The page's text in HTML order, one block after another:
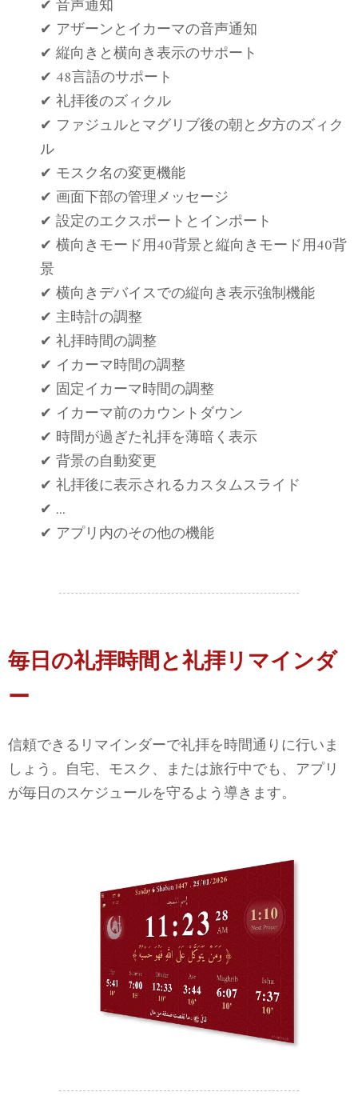
✔ 音声通知
✔ アザーンとイカーマの音声通知
✔ 縦向きと横向き表示のサポート
✔ 48言語のサポート
✔ 礼拝後のズィクル
✔ ファジュルとマグリブ後の朝と夕方のズィク
ル
✔ モスク名の変更機能
✔ 画面下部の管理メッセージ
✔ 設定のエクスポートとインポート
✔ 横向きモード用40背景と縦向きモード用40背
景
✔ 横向きデバイスでの縦向き表示強制機能
✔ 主時計の調整
✔ 礼拝時間の調整
✔ イカーマ時間の調整
✔ 固定イカーマ時間の調整
✔ イカーマ前のカウントダウン
✔ 時間が過ぎた礼拝を薄暗く表示
✔ 背景の自動変更
✔ 礼拝後に表示されるカスタムスライド
✔ ...
✔ アプリ内のその他の機能
毎日の礼拝時間と礼拝リマインダ
ー
信頼できるリマインダーで礼拝を時間通りに行いま
しょう。自宅、モスク、または旅行中でも、アプリ
が毎日のスケジュールを守るよう導きます。